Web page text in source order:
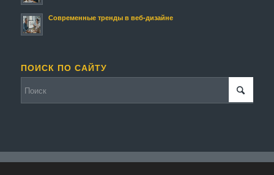
Современные тренды в веб-дизайне
ПОИСК ПО САЙТУ